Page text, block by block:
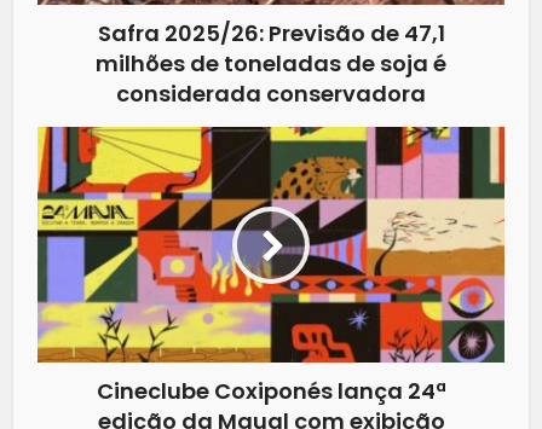
Safra 2025/26: Previsão de 47,1
milhões de toneladas de soja é
considerada conservadora
Cineclube Coxiponés lança 24ª
edição da Maual com exibição